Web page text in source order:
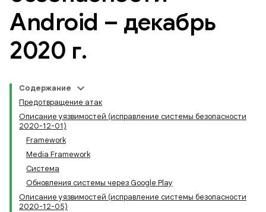
Android – декабрь
2020 г.
Содержание
Предотвращение атак
Описание уязвимостей (исправление системы безопасности
2020-12-01)
Framework
Media Framework
Система
Обновления системы через Google Play
Описание уязвимостей (исправление системы безопасности
2020-12-05)